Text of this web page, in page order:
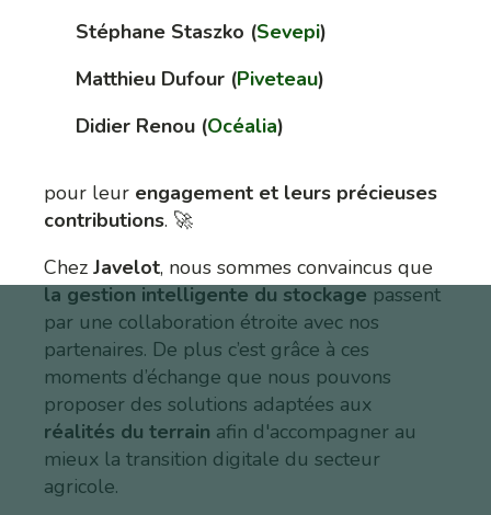
Stéphane Staszko (Sevepi)
Matthieu Dufour (Piveteau)
Didier Renou (Océalia)
pour leur engagement et leurs précieuses
contributions. 🚀
Chez Javelot, nous sommes convaincus que
la gestion intelligente du stockage passent
par une collaboration étroite avec nos
partenaires. De plus c’est grâce à ces
moments d’échange que nous pouvons
proposer des solutions adaptées aux
réalités du terrain afin d'accompagner au
mieux la transition digitale du secteur
agricole.